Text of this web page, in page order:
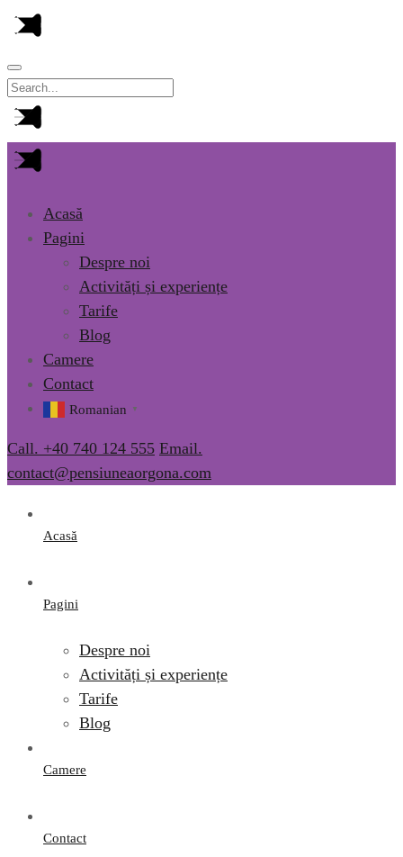
Acasă
Pagini
Despre noi
Activități și experiențe
Tarife
Blog
Camere
Contact
Romanian ▼
Call. +40 740 124 555 Email.
contact@pensiuneaorgona.com
Acasă
Pagini
Despre noi
Activități și experiențe
Tarife
Blog
Camere
Contact